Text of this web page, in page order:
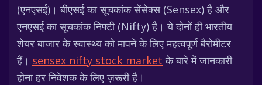
(एनएसई)। बीएसई का सूचकांक सेंसेक्स (Sensex) है और
एनएसई का सूचकांक निफ्टी (Nifty) है। ये दोनों ही भारतीय
शेयर बाजार के स्वास्थ्य को मापने के लिए महत्वपूर्ण बैरोमीटर
हैं। sensex nifty stock market के बारे में जानकारी
होना हर निवेशक के लिए ज़रूरी है।